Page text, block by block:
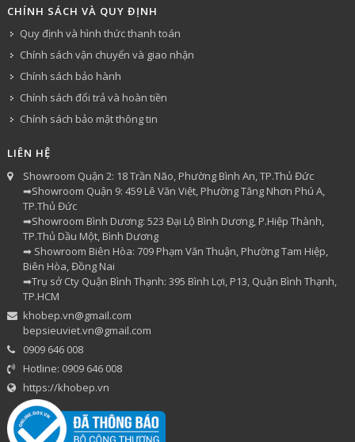
CHÍNH SÁCH VÀ QUY ĐỊNH
Quy định và hình thức thanh toán
Chính sách vận chuyển và giao nhận
Chính sách bảo hành
Chính sách đổi trả và hoàn tiền
Chính sách bảo mật thông tin
LIÊN HỆ
Showroom Quận 2: 18 Trần Não, Phường Bình An, TP.Thủ Đức
➡Showroom Quận 9: 459 Lê Văn Việt, Phường Tăng Nhơn Phú A,
TP.Thủ Đức
➡Showroom Bình Dương: 523 Đại Lộ Bình Dương, P.Hiệp Thành,
TP.Thủ Dầu Một, Bình Dương
➡ Showroom Biên Hòa: 709 Phạm Văn Thuận, Phường Tam Hiệp,
Biên Hòa, Đồng Nai
➡Trụ sở Cty Quận Bình Thạnh: 395 Bình Lợi, P13, Quận Bình Thạnh,
TP.HCM
khobep.vn@gmail.com
bepsieuviet.vn@gmail.com
0909 646 008
Hotline: 0909 646 008
https://khobep.vn